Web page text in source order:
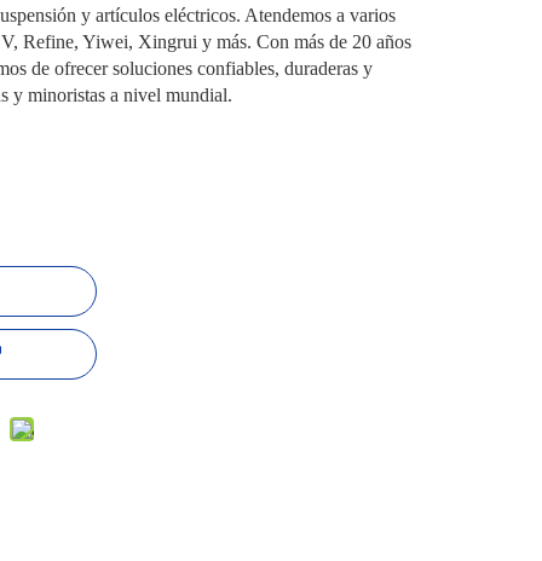
y artículos eléctricos. Atendemos a varios
Refine, Yiwei, Xingrui y más. Con más de 20 años
de ofrecer soluciones confiables, duraderas y
y minoristas a nivel mundial.